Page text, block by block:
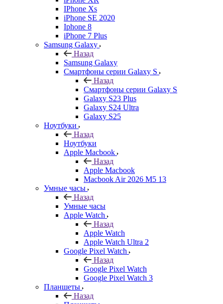
IPhone Xs
iPhone SE 2020
Iphone 8
iPhone 7 Plus
Samsung Galaxy
Назад
Samsung Galaxy
Смартфоны серии Galaxy S
Назад
Смартфоны серии Galaxy S
Galaxy S23 Plus
Galaxy S24 Ultra
Galaxy S25
Ноутбуки
Назад
Ноутбуки
Apple Macbook
Назад
Apple Macbook
Macbook Air 2026 M5 13
Умные часы
Назад
Умные часы
Apple Watch
Назад
Apple Watch
Apple Watch Ultra 2
Google Pixel Watch
Назад
Google Pixel Watch
Google Pixel Watch 3
Планшеты
Назад